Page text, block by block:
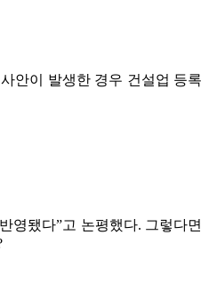
안이 발생한 경우 건설업 등록
영됐다”고 논평했다. 그렇다면